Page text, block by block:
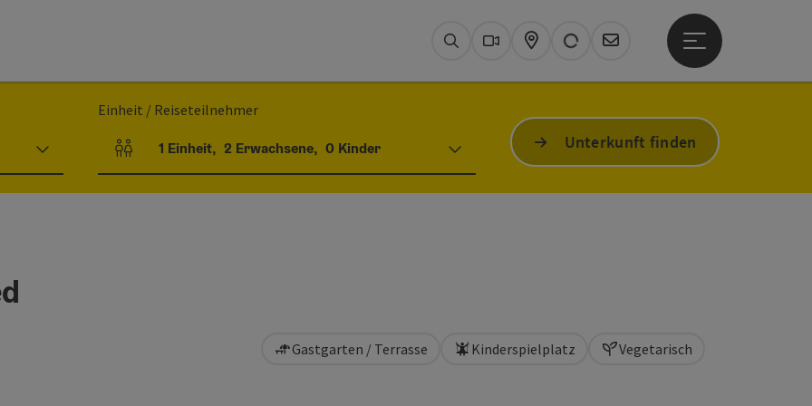
SuchenWebcams
KarteAktuelles Wetter Bad Ischl,
26°
Newsletter
Hauptmenü öffnen
Einheit / Reiseteilnehmer
Einheitenanzahl und Personenfelder
1 Einheit, 2 Erwachsene, 0 Kinder Unterkunft finden
Gastgarten / Terrasse Kinderspielplatz Vegetarisch